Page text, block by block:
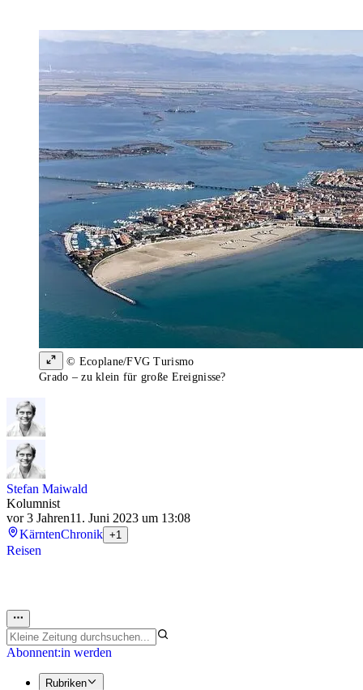
© Ecoplane/FVG Turismo
Grado – zu klein für große Ereignisse?
Stefan Maiwald
Kolumnist
vor 3 Jahren11. Juni 2023 um 13:08
KärntenChronik +1
Reisen
Abonnent:in werden
Rubriken